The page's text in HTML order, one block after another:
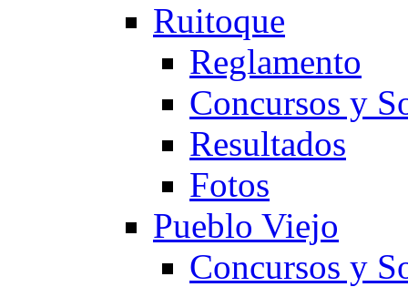
Ruitoque
Reglamento
Concursos y
Resultados
Fotos
Pueblo Viejo
Concursos y